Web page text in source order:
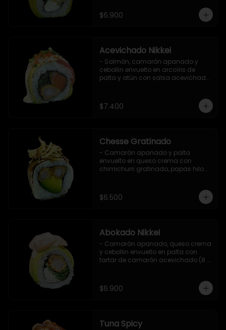
$6.900
Acevichado Nikkei
- Salmón, camarón apanado y
cebollin envuelto en arcoíris de
palta y atún con salsa acevichada,
$7.400
Chesse Gratinado
- Camarón apanado y palta
envuelto en queso crema con
chimichurri gratinado, papas hilo y
$6.500
Abokado Nikkei
- Camarón apanado, queso crema
y cebollin envuelto en palta con
tartar de camarón acevichado (8
$6.900
Tuna Spicy